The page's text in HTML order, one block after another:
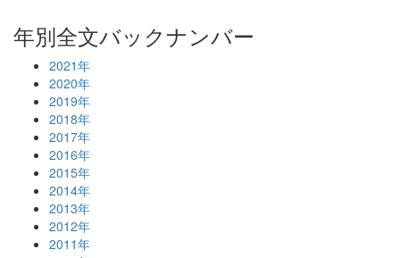
年別全文バックナンバー
2021年
2020年
2019年
2018年
2017年
2016年
2015年
2014年
2013年
2012年
2011年